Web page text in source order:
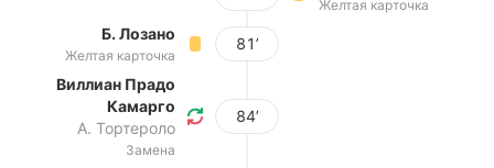
Желтая карточка
Б. Лозано
Желтая карточка
81’
Виллиан Прадо
Камарго
А. Тортероло
Замена
84’